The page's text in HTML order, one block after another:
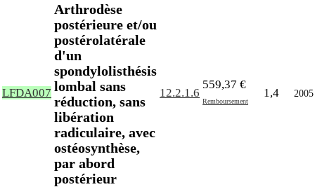
LFDA007
Arthrodèse
postérieure et/ou
postérolatérale
d'un
spondylolisthésis
lombal sans
réduction, sans
libération
radiculaire, avec
ostéosynthèse,
par abord
postérieur
12.2.1.6
559,37 €
Remboursement
1,4 2005